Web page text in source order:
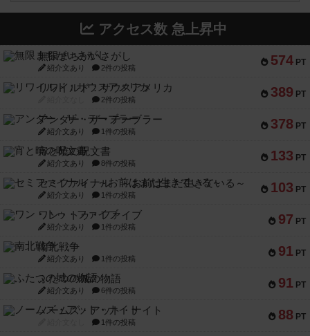
アクセス数 急上昇中
574 PT
無限まちがいさがし
紹介文あり 2件の投稿
389 PT
リワイルド：サウスアメリカ
2件の投稿
378 PT
アンダー・ザ・テーブラー
紹介文あり 1件の投稿
133 PT
宵と暁の呪文書
紹介文あり 8件の投稿
103 PT
セミファイナル ～お前はまだ生きている～
紹介文あり 1件の投稿
97 PT
ワン・トゥ・ファイブ
紹介文あり 1件の投稿
91 PT
南北戦争
紹介文あり 1件の投稿
91 PT
ふたつの城の物語
紹介文あり 6件の投稿
88 PT
ノームズ・アット・ナイト
1件の投稿